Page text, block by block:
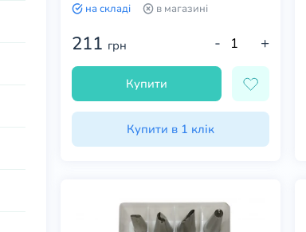
на складі в магазині
211 грн - +
Купити
Купити в 1 клік